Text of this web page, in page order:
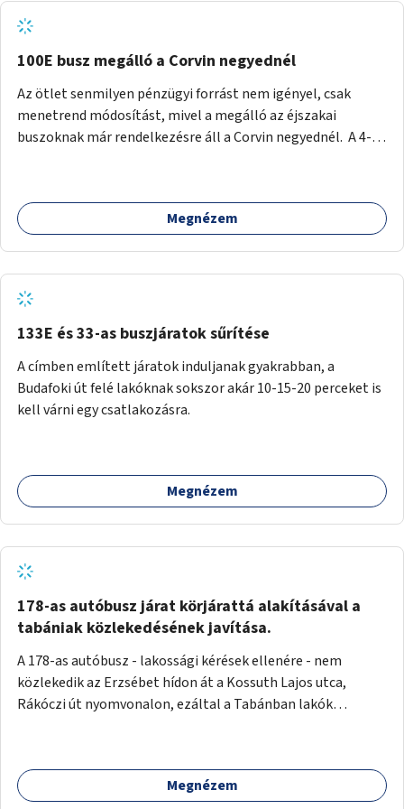
tud állni a megállóba. A környéken a tömegközlekedés
csúcsidőben már most is fullos, a Bosnyák téri beruházások
befejeztével hatványozódni fog az utazási igény.
100E busz megálló a Corvin negyednél
Az ötlet senmilyen pénzügyi forrást nem igényel, csak
menetrend módosítást, mivel a megálló az éjszakai
buszoknak már rendelkezésre áll a Corvin negyednél. A 4-es
ha a 100E reptéri busz a Corvin negyed metrómegállónál is
megállna - főleg éjjel, amikor a metró nem jár, és a 200E
nem hosszabbítaná meg sokkal, a 4-6 vonalán lakóknak
viszont a Kálvin tér-Corvin negyed utat megspórolva 10-15
perccel rövidítheti az utazási idejét.
Megnézem
133E és 33-as buszjáratok sűrítése
A címben említett járatok induljanak gyakrabban, a
Budafoki út felé lakóknak sokszor akár 10-15-20 perceket is
kell várni egy csatlakozásra.
Megnézem
178-as autóbusz járat körjárattá alakításával a
tabániak közlekedésének javítása.
A 178-as autóbusz - lakossági kérések ellenére - nem
közlekedik az Erzsébet hídon át a Kossuth Lajos utca,
Rákóczi út nyomvonalon, ezáltal a Tabánban lakók
járattal feljutni a Naphegyre, ahol iskola és óvoda is van a
körzetben élők számára. Megoldás lenne, ha a 178-as
Megnézem